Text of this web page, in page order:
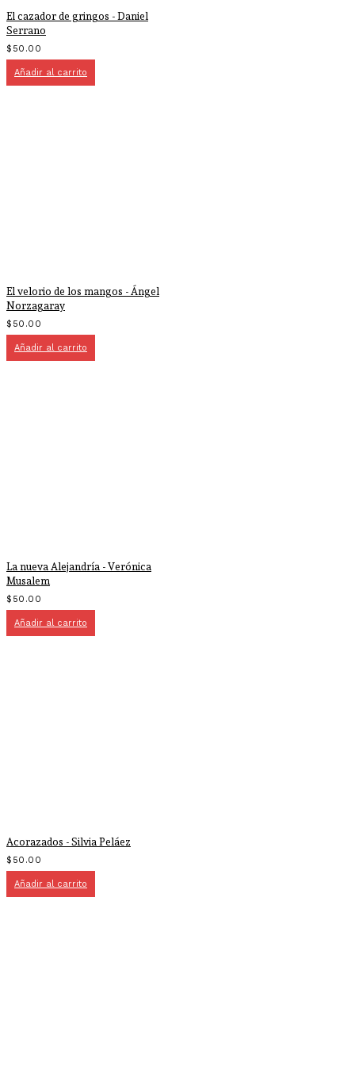
El cazador de gringos - Daniel
Serrano
$ 50.00
Añadir al carrito
El velorio de los mangos - Ángel
Norzagaray
$ 50.00
Añadir al carrito
La nueva Alejandría - Verónica
Musalem
$ 50.00
Añadir al carrito
Acorazados - Silvia Peláez
$ 50.00
Añadir al carrito